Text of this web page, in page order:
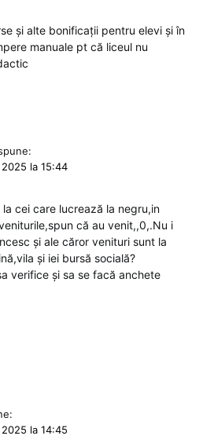
și alte bonificații pentru elevi și în
manuale pt că liceul nu
la 15:44
cei care lucrează la negru,in
că au venit,,0,.Nu i
și ale căror venituri sunt la
și iei bursă socială?
verifice și sa se facă anchete
la 14:45